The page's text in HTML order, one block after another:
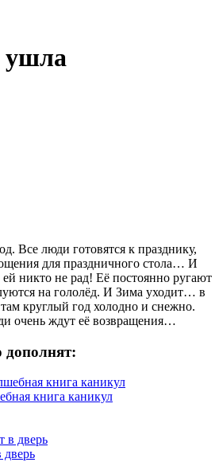
ушла
Все люди готовятся к празднику,
для праздничного стола… И
ей никто не рад! Её постоянно ругают
на гололёд. И Зима уходит… в
круглый год холодно и снежно.
очень ждут её возвращения…
дополнят:
книга каникул
дверь